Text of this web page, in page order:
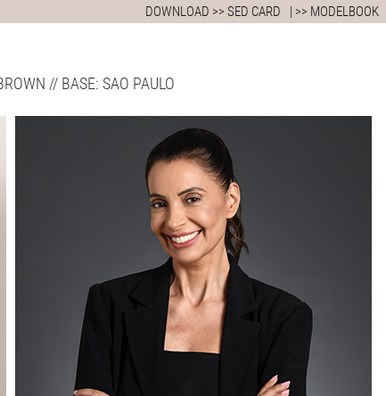
| >> MODELBOOK
DOWNLOAD >> SED CARD
// BASE: SAO PAULO